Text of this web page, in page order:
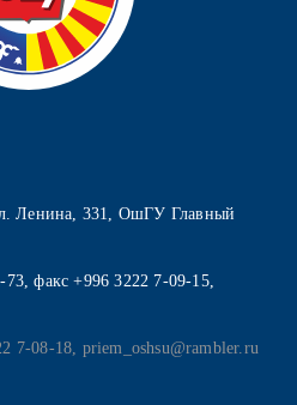
Ленина, 331, ОшГУ Главный
факс +996 3222 7-09-15,
7-08-18, priem_oshsu@rambler.ru